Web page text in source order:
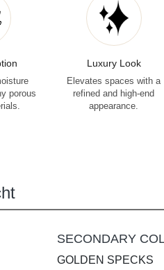
porous
Luxury Look
Elevates spaces with a
refined and high-end
appearance.
SECONDARY
GOLDEN SPECKS